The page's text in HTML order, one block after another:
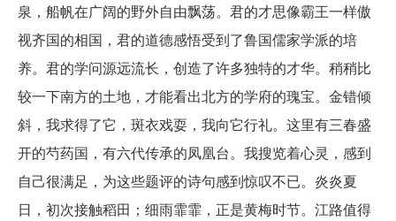
泉，船帆在广阔的野外自由飘荡。君的才思像霸王一样傲
视齐国的相国，君的道德感悟受到了鲁国儒家学派的培
养。君的学问源远流长，创造了许多独特的才华。稍稍比
较一下南方的土地，才能看出北方的学府的瑰宝。金错倾
斜，我求得了它，斑衣戏耍，我向它行礼。这里有三春盛
开的芍药国，有六代传承的凤凰台。我搜览着心灵，感到
自己很满足，为这些题评的诗句感到惊叹不已。炎炎夏
日，初次接触稻田；细雨霏霏，正是黄梅时节。江路值得